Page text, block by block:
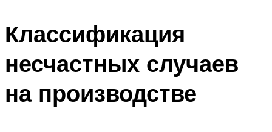
Классификация
несчастных случаев
на производстве